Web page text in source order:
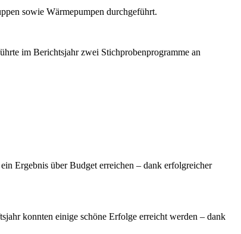
sowie Wärmepumpen durchgeführt.
im Berichtsjahr zwei Stichprobenprogramme an
Ergebnis über Budget erreichen – dank erfolgreicher
konnten einige schöne Erfolge erreicht werden – dank